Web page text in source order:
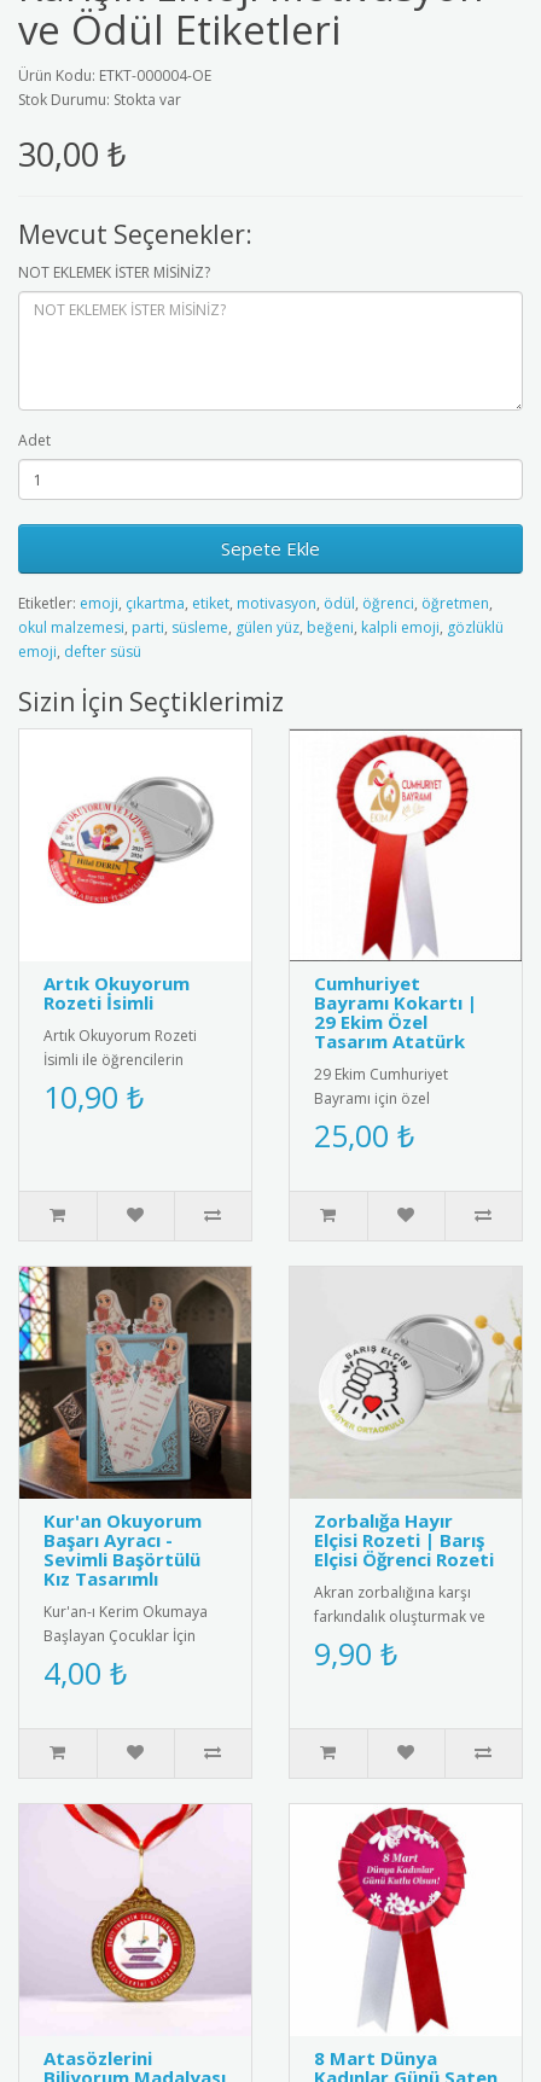
ve Ödül Etiketleri
Ürün Kodu: ETKT-000004-OE
Stok Durumu: Stokta var
30,00 ₺
Mevcut Seçenekler:
NOT EKLEMEK İSTER MİSİNİZ?
Adet
Sepete Ekle
Etiketler: emoji, çıkartma, etiket, motivasyon, ödül, öğrenci, öğretmen,
okul malzemesi, parti, süsleme, gülen yüz, beğeni, kalpli emoji, gözlüklü
emoji, defter süsü
Sizin İçin Seçtiklerimiz
Artık Okuyorum
Rozeti İsimli
Artık Okuyorum Rozeti
İsimli ile öğrencilerin
başarısını kişiselleştirin!
Özel isim baskılı tasarımı..
10,90 ₺
Cumhuriyet
Bayramı Kokartı |
29 Ekim Özel
Tasarım Atatürk
29 Ekim Cumhuriyet
Bayramı için özel
tasarlanmış, kaliteli metal
ve emaye malzemeden
25,00 ₺
Kur'an Okuyorum
Başarı Ayracı -
Sevimli Başörtülü
Kız Tasarımlı
Kur'an-ı Kerim Okumaya
Başlayan Çocuklar İçin
Anlamlı Bir Hediye: Sevimli
Başörtülü Kız Tasarımlı Ku..
4,00 ₺
Zorbalığa Hayır
Elçisi Rozeti | Barış
Elçisi Öğrenci Rozeti
Akran zorbalığına karşı
farkındalık oluşturmak ve
barış elçisi öğrencileri
ödüllendirmek için tasarl..
9,90 ₺
Atasözlerini
Biliyorum Madalyası
8 Mart Dünya
Kadınlar Günü Saten